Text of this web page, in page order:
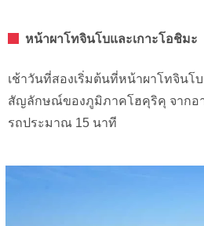
หน้าผาโทจินโบและเกาะโอชิมะ
เช้าวันที่สองเริ่มต้นที่หน้าผาโทจินโ
สัญลักษณ์ของภูมิภาคโฮคุริคุ จากอา
รถประมาณ 15 นาที